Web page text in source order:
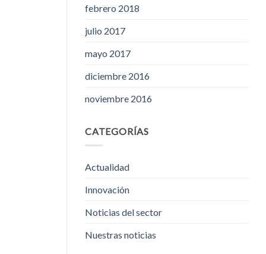
febrero 2018
julio 2017
mayo 2017
diciembre 2016
noviembre 2016
CATEGORÍAS
Actualidad
Innovación
Noticias del sector
Nuestras noticias